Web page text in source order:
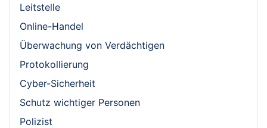
Leitstelle
Online-Handel
Überwachung von Verdächtigen
Protokollierung
Cyber-Sicherheit
Schutz wichtiger Personen
Polizist